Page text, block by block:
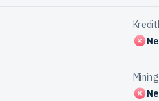
Mining